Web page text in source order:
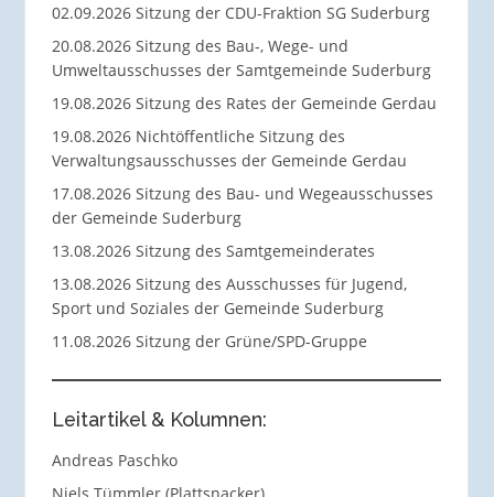
02.09.2026 Sitzung der CDU-Fraktion SG Suderburg
20.08.2026 Sitzung des Bau-, Wege- und
Umweltausschusses der Samtgemeinde Suderburg
19.08.2026 Sitzung des Rates der Gemeinde Gerdau
19.08.2026 Nichtöffentliche Sitzung des
Verwaltungsausschusses der Gemeinde Gerdau
17.08.2026 Sitzung des Bau- und Wegeausschusses
der Gemeinde Suderburg
13.08.2026 Sitzung des Samtgemeinderates
13.08.2026 Sitzung des Ausschusses für Jugend,
Sport und Soziales der Gemeinde Suderburg
11.08.2026 Sitzung der Grüne/SPD-Gruppe
Leitartikel & Kolumnen:
Andreas Paschko